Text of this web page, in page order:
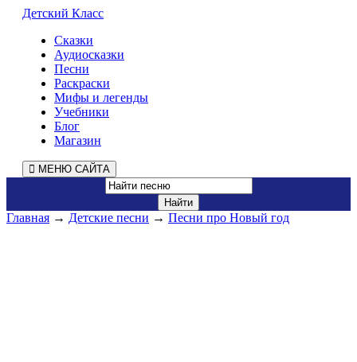
Детский Класс
Сказки
Аудиосказки
Песни
Раскраски
Мифы и легенды
Учебники
Блог
Магазин
МЕНЮ САЙТА
Главная → Детские песни → Песни про Новый год